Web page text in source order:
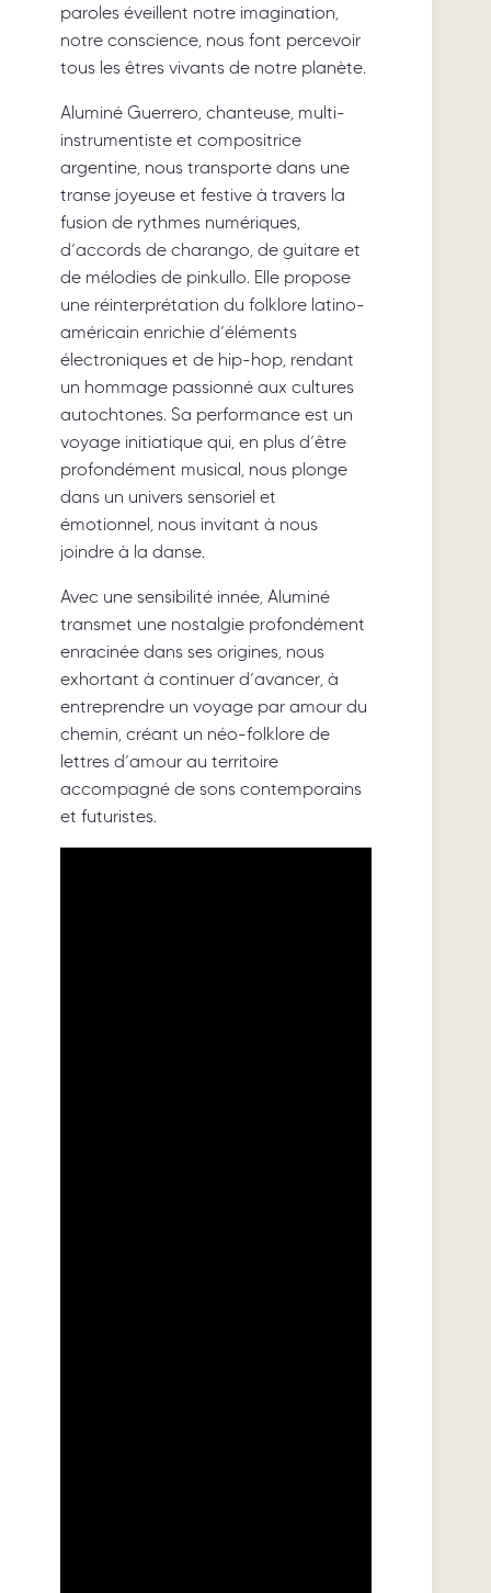
paroles éveillent notre imagination,
notre conscience, nous font percevoir
tous les êtres vivants de notre planète.
Aluminé Guerrero, chanteuse, multi-
instrumentiste et compositrice
argentine, nous transporte dans une
transe joyeuse et festive à travers la
fusion de rythmes numériques,
d’accords de charango, de guitare et
de mélodies de pinkullo. Elle propose
une réinterprétation du folklore latino-
américain enrichie d’éléments
électroniques et de hip-hop, rendant
un hommage passionné aux cultures
autochtones. Sa performance est un
voyage initiatique qui, en plus d’être
profondément musical, nous plonge
dans un univers sensoriel et
émotionnel, nous invitant à nous
joindre à la danse.
Avec une sensibilité innée, Aluminé
transmet une nostalgie profondément
enracinée dans ses origines, nous
exhortant à continuer d’avancer, à
entreprendre un voyage par amour du
chemin, créant un néo-folklore de
lettres d’amour au territoire
accompagné de sons contemporains
et futuristes.